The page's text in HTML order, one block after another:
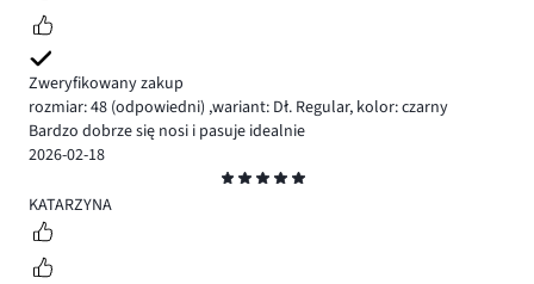
Zweryfikowany zakup
rozmiar: 48 (odpowiedni) ,wariant: Dł. Regular, kolor: czarny
Bardzo dobrze się nosi i pasuje idealnie
2026-02-18
5
KATARZYNA